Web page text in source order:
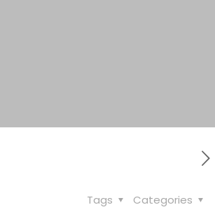
Categories
Tags